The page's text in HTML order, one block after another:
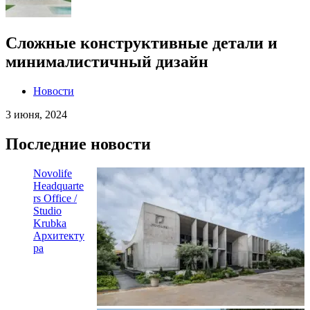
Cложные конструктивные детали и
минималистичный дизайн
Новости
3 июня, 2024
Последние новости
Novolife
Headquarte
rs Office /
Studio
Krubka
Архитекту
ра